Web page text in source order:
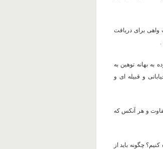
واهی برای دریافت
.
بهانه توهین به
و قبیله ای و
و هر آنکس که
چگونه باید از